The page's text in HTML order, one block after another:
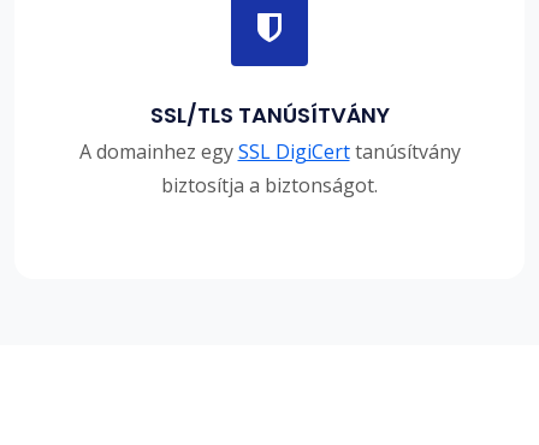
SSL/TLS TANÚSÍTVÁNY
A domainhez egySSL DigiCerttanúsítvány
biztosítja a biztonságot.